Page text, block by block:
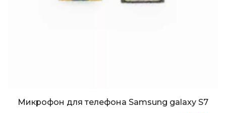
Микрофон для телефона Samsung galaxy S7